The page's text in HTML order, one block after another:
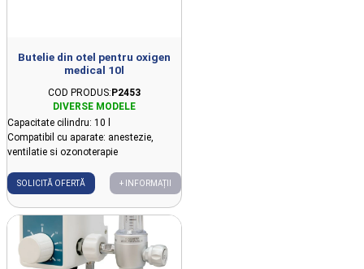
Butelie din otel pentru oxigen
medical 10l
COD PRODUS:P2453
Capacitate cilindru: 10 l
Compatibil cu aparate: anestezie,
ventilatie si ozonoterapie
SOLICITĂ OFERTĂ + INFORMAȚII